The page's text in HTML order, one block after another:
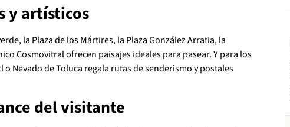
y artísticos
la Plaza de los Mártires, la Plaza González Arratia, la
Cosmovitral ofrecen paisajes ideales para pasear. Y para los
Nevado de Toluca regala rutas de senderismo y postales
del visitante